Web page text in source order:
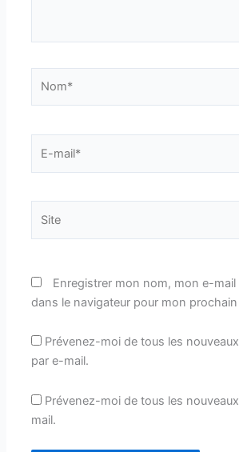
mail*
Enregistrer mon nom, mon e-
dans le navigateur pour mon
Prévenez-moi de tous les
par e-mail.
Prévenez-moi de tous les
mail.